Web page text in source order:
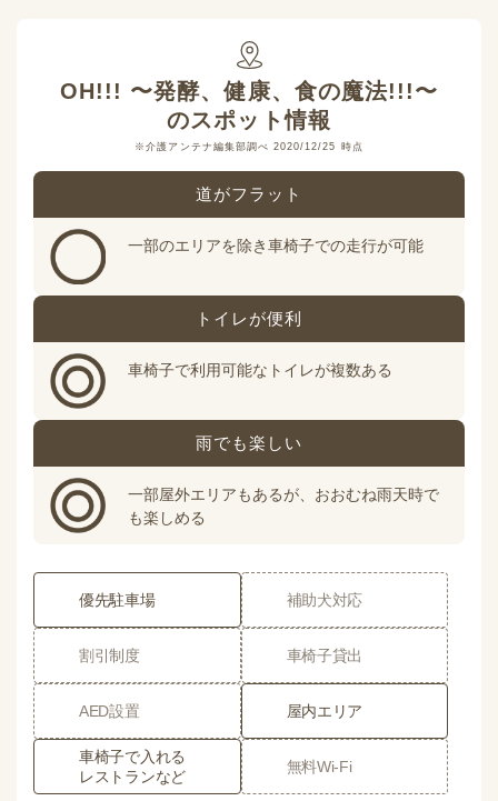
OH!!! 〜発酵、健康、食の魔法!!!〜
のスポット情報
※介護アンテナ編集部調べ 2020/12/25 時点
道がフラット
一部のエリアを除き車椅子での走行が可能
トイレが便利
車椅子で利用可能なトイレが複数ある
雨でも楽しい
一部屋外エリアもあるが、おおむね雨天時で
も楽しめる
優先駐車場 補助犬対応
割引制度 車椅子貸出
AED設置 屋内エリア
車椅子で入れる
レストランなど
無料Wi-Fi